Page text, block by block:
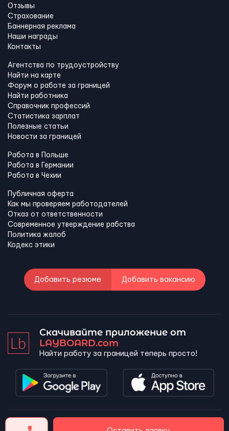
Отзывы
Страхование
Баннерная реклама
Наши награды
Контакты
Агентства по трудоустройству
Найти на карте
Форум о работе за границей
Найти работника
Справочник профессий
Статистика зарплат
Полезные статьи
Новости за границей
Работа в Польше
Работа в Германии
Работа в Чехии
Публичная оферта
Как мы проверяем работодателей
Отказ от ответственности
Современное утверждение рабства
Политика жалоб
Кодекс этики
Добавить резюме Добавить вакансию
Скачивайте приложение от
LAYBOARD.com
Найти работу за границей теперь просто!
LAYBOARD, SL Copyright 2026 ©